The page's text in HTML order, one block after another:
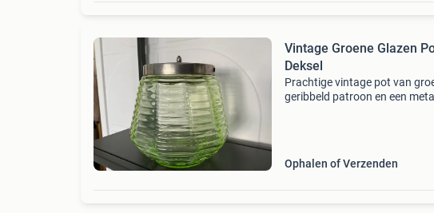
Vintage Groene Glazen
Deksel
Prachtige vintage pot van
geribbeld patroon en een
Ophalen of Verzenden